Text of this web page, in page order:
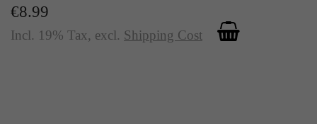
€8.99
Incl. 19% Tax, excl. Shipping Cost